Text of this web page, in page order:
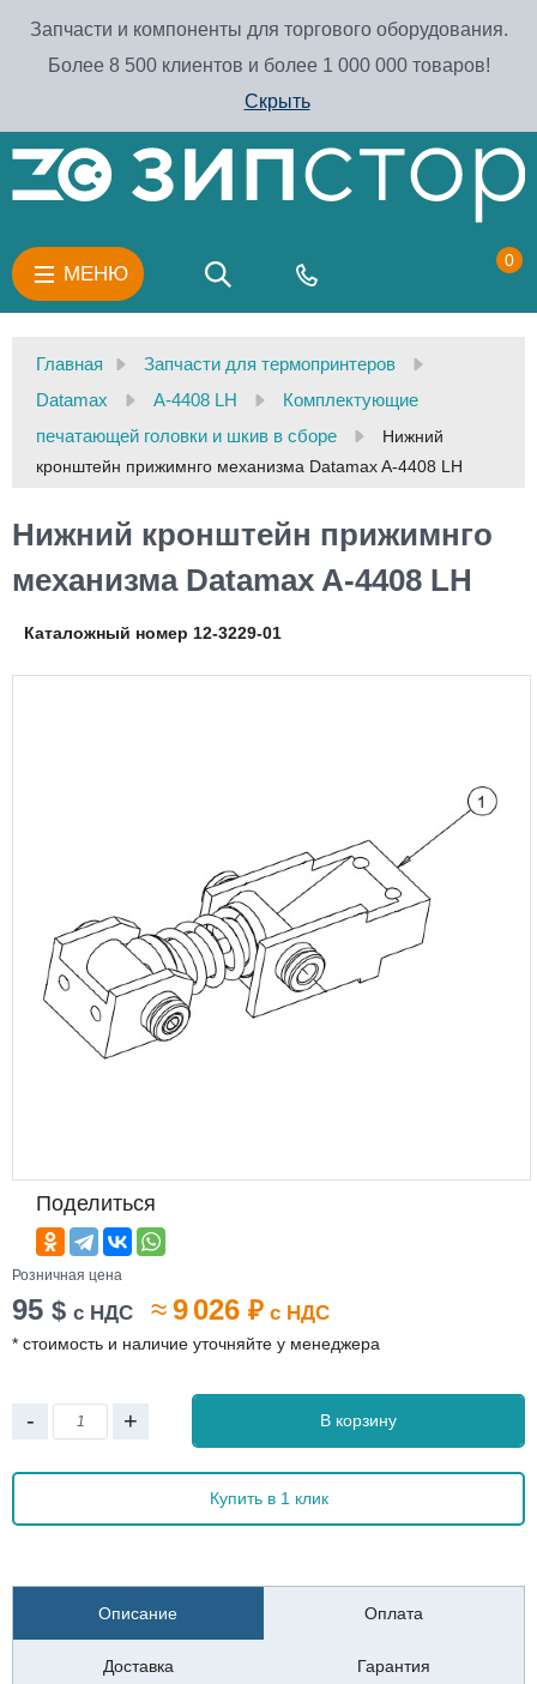
Запчасти и компоненты для торгового оборудования.
Более 8 500 клиентов и более 1 000 000 товаров!
Скрыть
МЕНЮ
0
Главная
Запчасти для термопринтеров
Datamax
A-4408 LH
Комплектующие
печатающей головки и шкив в сборе
Нижний
кронштейн прижимнго механизма Datamax A-4408 LH
Нижний кронштейн прижимнго
механизма Datamax A-4408 LH
Каталожный номер 12-3229-01
Поделиться
Розничная цена
95 $ с НДС ≈9 026 ₽ с НДС
* стоимость и наличие уточняйте у менеджера
- + В корзину
Купить в 1 клик
Описание Оплата
Доставка Гарантия